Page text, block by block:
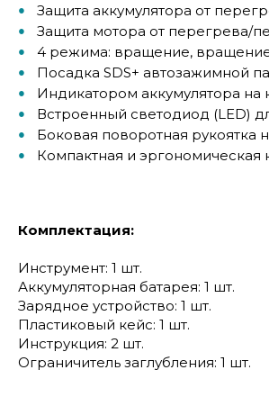
Защита аккумулятора от
Защита мотора от перегрева/
4 режима: вращение,
Посадка SDS+ автозажимной
Индикатором аккумулятора на
Встроенный светодиод (LED)
Боковая поворотная рукоятка
Компактная и эргономическая
Комплектация:
Инструмент: 1 шт.
Аккумуляторная батарея: 1 шт.
Зарядное устройство: 1 шт.
Пластиковый кейс: 1 шт.
Инструкция: 2 шт.
Ограничитель заглубления: 1 шт.